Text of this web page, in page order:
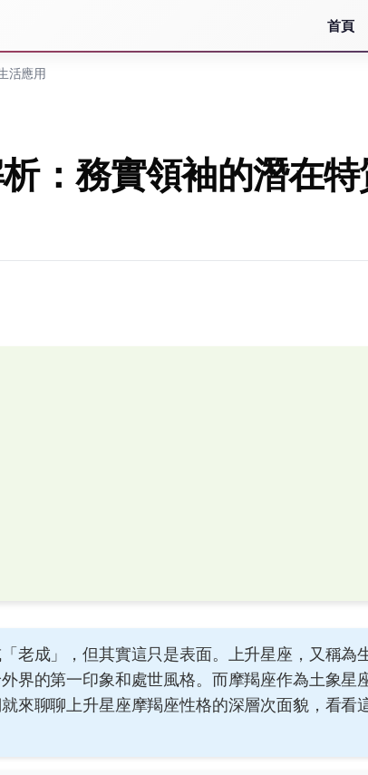
首頁
活應用
：務實領袖的潛在
老成」，但其實這只是表面。上升星座，又稱為
界的第一印象和處世風格。而摩羯座作為土象星
來聊聊上升星座摩羯座性格的深層次面貌，看看